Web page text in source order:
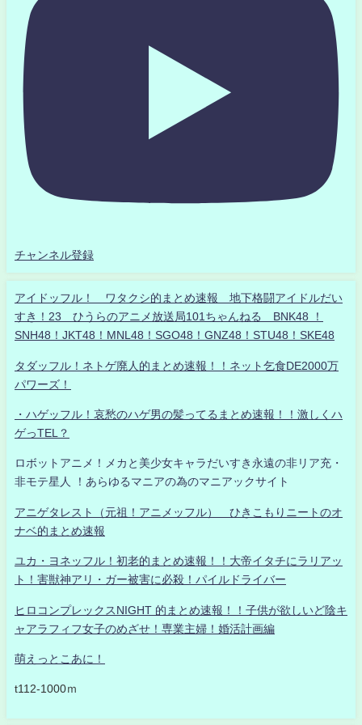
チャンネル登録
アイドッフル！ ワタクシ的まとめ速報 地下格闘アイドルだい
すき！23 ひうらのアニメ放送局101ちゃんねる BNK48 ！
SNH48！JKT48！MNL48！SGO48！GNZ48！STU48！SKE48
タダッフル！ネトゲ廃人的まとめ速報！！ネット乞食DE2000万
パワーズ！
・ハゲッフル！哀愁のハゲ男の髪ってるまとめ速報！！激しくハ
ゲっTEL？
ロボットアニメ！メカと美少女キャラだいすき永遠の非リア充・
非モテ星人 ！あらゆるマニアの為のマニアックサイト
アニゲタレスト（元祖！アニメッフル） ひきこもりニートのオ
ナベ的まとめ速報
ユカ・ヨネッフル！初老的まとめ速報！！大帝イタチにラリアッ
ト！害獣神アリ・ガー被害に必殺！パイルドライバー
ヒロコンプレックスNIGHT 的まとめ速報！！子供が欲しいど陰キ
ャアラフィフ女子のめざせ！専業主婦！婚活計画編
萌えっとこあに！
t112-1000ｍ